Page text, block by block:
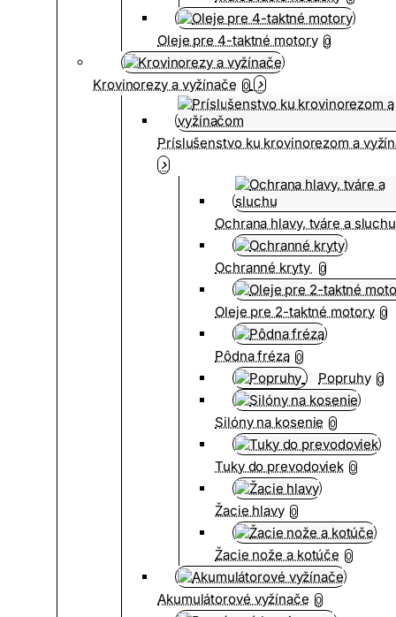
Oleje pre 4-taktné motory 0
Krovinorezy a vyžínače 0
Príslušenstvo ku krovinorezom a
Ochrana hlavy, tváre a sluchu
Ochranné kryty 0
Oleje pre 2-taktné motory 0
Pôdna fréza 0
Popruhy 0
Silóny na kosenie 0
Tuky do prevodoviek 0
Žacie hlavy 0
Žacie nože a kotúče 0
Akumulátorové vyžínače 0